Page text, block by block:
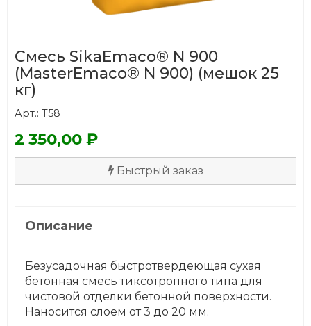
Смесь SikaEmaco® N 900
(MasterEmaco® N 900) (мешок 25
кг)
Арт.: Т58
2 350,00 ₽
Быстрый заказ
Описание
Безусадочная быстротвердеющая сухая
бетонная смесь тиксотропного типа для
чистовой отделки бетонной поверхности.
Наносится слоем от 3 до 20 мм.